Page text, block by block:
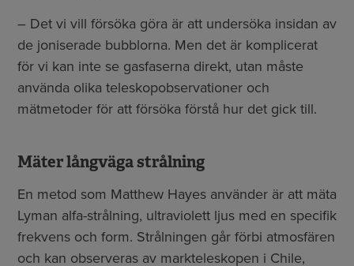
– Det vi vill försöka göra är att undersöka insidan av
de joniserade bubblorna. Men det är komplicerat
för vi kan inte se gasfaserna direkt, utan måste
använda olika teleskopobservationer och
mätmetoder för att försöka förstå hur det gick till.
Mäter långväga strålning
En metod som Matthew Hayes använder är att mäta
Lyman alfa-strålning, ultraviolett ljus med en specifik
frekvens och form. Strålningen går förbi atmosfären
och kan observeras av markteleskopen i Chile,